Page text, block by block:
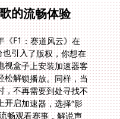
的流畅体验
《F1：赛道风云》在
引入了版权，你想在
盒子上安装加速器客
解锁播放。同样，当
不再需要到处寻找不
启加速器，选择“影
畅观看赛事，解说声